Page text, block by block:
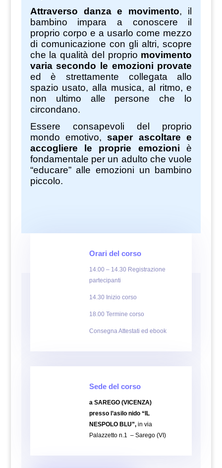
Attraverso danza e movimento, il
bambino impara a conoscere il
proprio corpo e a usarlo come mezzo
di comunicazione con gli altri, scopre
che la qualità del proprio movimento
varia secondo le emozioni provate
ed è strettamente collegata allo
spazio usato, alla musica, al ritmo, e
non ultimo alle persone che lo
circondano.
Essere consapevoli del proprio
mondo emotivo,saper ascoltare e
accogliere le proprie emozioni è
fondamentale per un adulto che vuole
“educare” alle emozioni un bambino
piccolo.
Orari del corso
14.00 – 14.30 Registrazione
partecipanti
14.30 Inizio corso
18.00 Termine corso
Consegna Attestati ed ebook
Sede del corso
a SAREGO (VICENZA)
presso l’asilo nido “IL
NESPOLO BLU”, in via
Palazzetto n.1 – Sarego (VI)